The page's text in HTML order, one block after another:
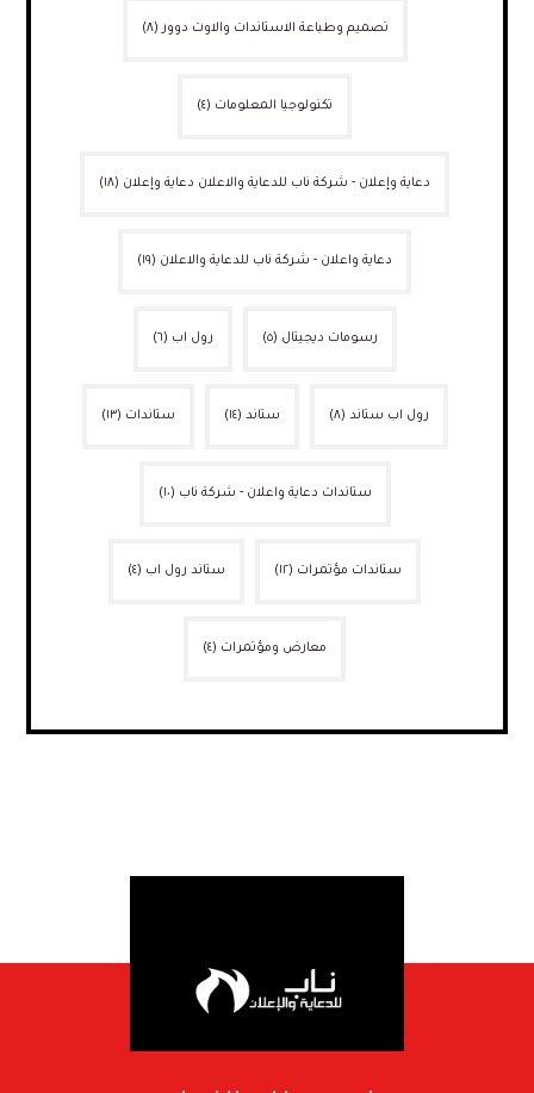
تصميم وطباعة الاستاندات والاوت دوور (٨)
تكنولوجيا المعلومات (٤)
دعاية وإعلان - شركة ناب للدعاية والاعلان دعاية وإعلان (١٨)
دعاية واعلان - شركة ناب للدعاية والاعلان (١٩)
رسومات ديجيتال (٥) رول اب (٦)
رول اب ستاند (٨) ستاند (١٤) ستاندات (١٣)
ستاندات دعاية واعلان - شركة ناب (١٠)
ستاندات مؤتمرات (١٢) ستاند رول اب (٤)
معارض ومؤتمرات (٤)